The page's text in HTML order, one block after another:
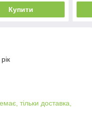
Купити
тільки доставка,